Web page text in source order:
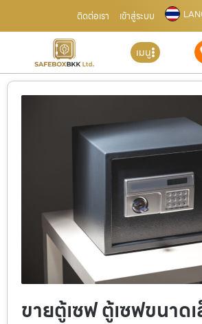
ติดต่อเรา เข้าสู่ระบบ
เมนู
ขายตู้เซฟ ตู้เซฟขนาด